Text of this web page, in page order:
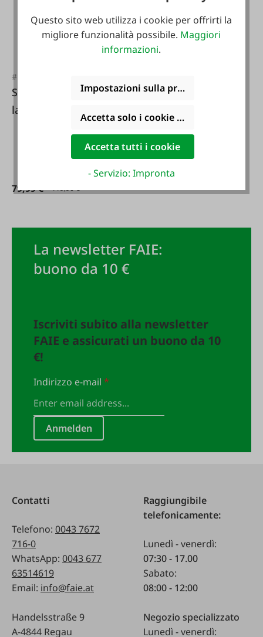
#115801
Schütze Scarpa da
lavoro bassa di
79,99 €* 119,90 €*
La newsletter FAIE:
buono da 10 €
Iscriviti subito alla newsletter
FAIE e assicurati un buono da 10
€!
Indirizzo e-mail*
Anmelden
Contatti
Telefono: 0043 7672
716-0
WhatsApp: 0043 677
63514619
Email: info@faie.at
Handelsstraße 9
A-4844 Regau
Raggiungibile
telefonicamente:
Lunedì - venerdì:
07:30 - 17.00
Sabato:
08:00 - 12:00
Negozio specializzato
Lunedì - venerdì:
Questo sito web utilizza i cookie per offrirti la
migliore funzionalità possibile. Maggiori
informazioni.
Impostazioni sulla privacy
Accetta solo i cookie funzionali
Accetta tutti i cookie
- Servizio: Impronta